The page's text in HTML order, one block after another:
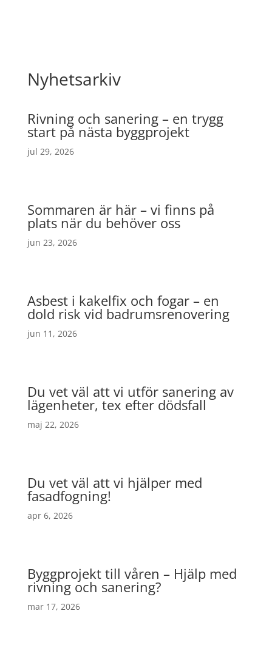
Nyhetsarkiv
Rivning och sanering – en trygg
start på nästa byggprojekt
jul 29, 2026
Sommaren är här – vi finns på
plats när du behöver oss
jun 23, 2026
Asbest i kakelfix och fogar – en
dold risk vid badrumsrenovering
jun 11, 2026
Du vet väl att vi utför sanering av
lägenheter, tex efter dödsfall
maj 22, 2026
Du vet väl att vi hjälper med
fasadfogning!
apr 6, 2026
Byggprojekt till våren – Hjälp med
rivning och sanering?
mar 17, 2026